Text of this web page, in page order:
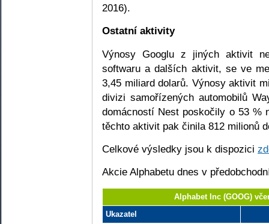
2016).
Ostatní aktivity
Výnosy Googlu z jiných aktivit
softwaru a dalších aktivit, se ve
3,45 miliard dolarů. Výnosy aktivit
divizi samořízených automobilů
domácností Nest poskočily o 53 %
těchto aktivit pak činila 812 milionů
Celkové výsledky jsou k dispozici
Akcie Alphabetu dnes v
Alphabet Inc (GOOG)
Ukazatel